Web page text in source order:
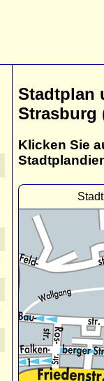
Stadtplan
Strasburg
Klicken Sie